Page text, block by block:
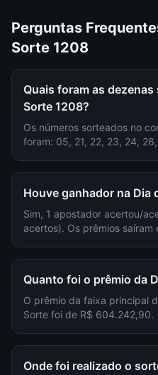
Perguntas
Sorte 1208
Quais foram as
Sorte 1208?
Os números sorteados no
foram: 05, 21, 22, 23, 24, 26,
Houve ganhador na Dia
Sim, 1 apostador acertou/
acertos). Os prêmios saíram
Quanto foi o prêmio da
O prêmio da faixa principal
Sorte foi de R$ 604.242,90.
Onde foi realizado o